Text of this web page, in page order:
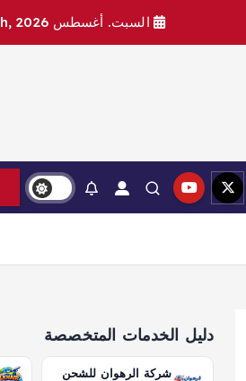
السبت. أغسطس 8th, 2026
دليل الخدمات المتخصصة
شركة الرهوان للشحن